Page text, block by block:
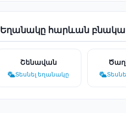
Եղանակը հարևան
Շենավան
Տեսնել եղանակը